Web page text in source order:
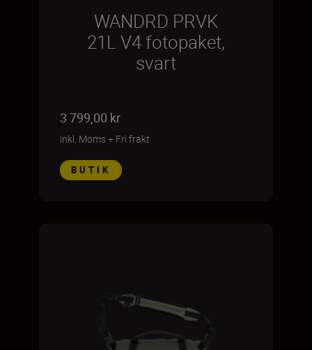
WANDRD PRVK
21L V4 fotopaket,
svart
3 799,00 kr
inkl. Moms+ Fri frakt
BUTIK